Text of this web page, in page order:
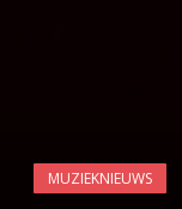
MUZIEKNIEUWS